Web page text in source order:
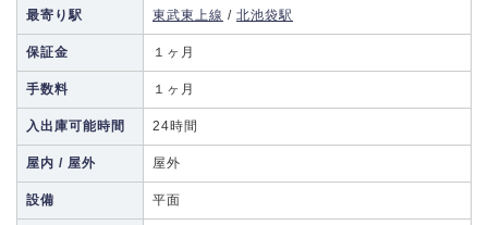
最寄り駅 東武東上線 / 北池袋駅
保証金 １ヶ月
手数料 １ヶ月
入出庫可能時間 24時間
屋内 / 屋外 屋外
設備 平面